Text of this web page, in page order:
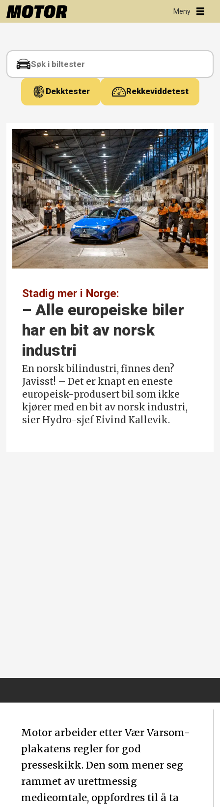
Tag:
benteler
Dekktester Rekkeviddetest
Stadig mer i Norge:
– Alle europeiske biler
har en bit av norsk
industri
En norsk bilindustri, finnes den?
Javisst! – Det er knapt en eneste
europeisk-produsert bil som ikke
kjører med en bit av norsk industri,
sier Hydro-sjef Eivind Kallevik.
Motor arbeider etter Vær Varsom-
plakatens regler for god
presseskikk. Den som mener seg
rammet av urettmessig
medieomtale, oppfordres til å ta